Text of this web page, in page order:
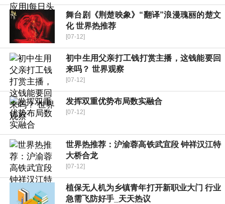
舞台剧《荆楚映象》“翻译”浪漫瑰丽的楚文
化 世界热推荐
[07-12]
初中生用父亲打工钱打赏主播，这钱能要回
来吗？ 世界观察
[07-12]
发挥双重优势布局数实融合
[07-12]
世界热推荐：沪渝蓉高铁武宜段 钟祥汉江特
大桥合龙
[07-12]
植保无人机为乡镇青年打开新职业大门 行业
急需飞防好手_天天热议